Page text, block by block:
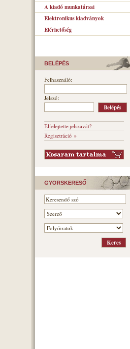
A kiadó munkatársai
Elektronikus kiadványok
Elérhetőség
BELÉPÉS
Felhasználó:
Jelszó:
Elfelejtette jelszavát?
Regisztráció »
GYORSKERESŐ